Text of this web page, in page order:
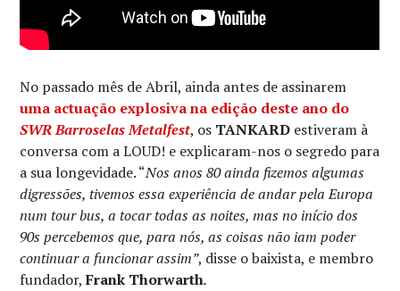
No passado mês de Abril, ainda antes de assinarem
uma actuação explosiva na edição deste ano do
SWR Barroselas Metalfest, os TANKARD estiveram à
conversa com a LOUD! e explicaram-nos o segredo para
a sua longevidade. “Nos anos 80 ainda fizemos algumas
digressões, tivemos essa experiência de andar pela Europa
num tour bus, a tocar todas as noites, mas no início dos
90s percebemos que, para nós, as coisas não iam poder
continuar a funcionar assim”, disse o baixista, e membro
fundador,Frank Thorwarth.